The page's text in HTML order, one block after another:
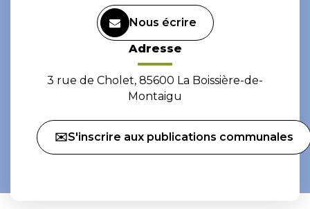
Nous écrire
Adresse
3 rue de Cholet, 85600 La Boissière-de-
Montaigu
✉️S'inscrire aux publications communales